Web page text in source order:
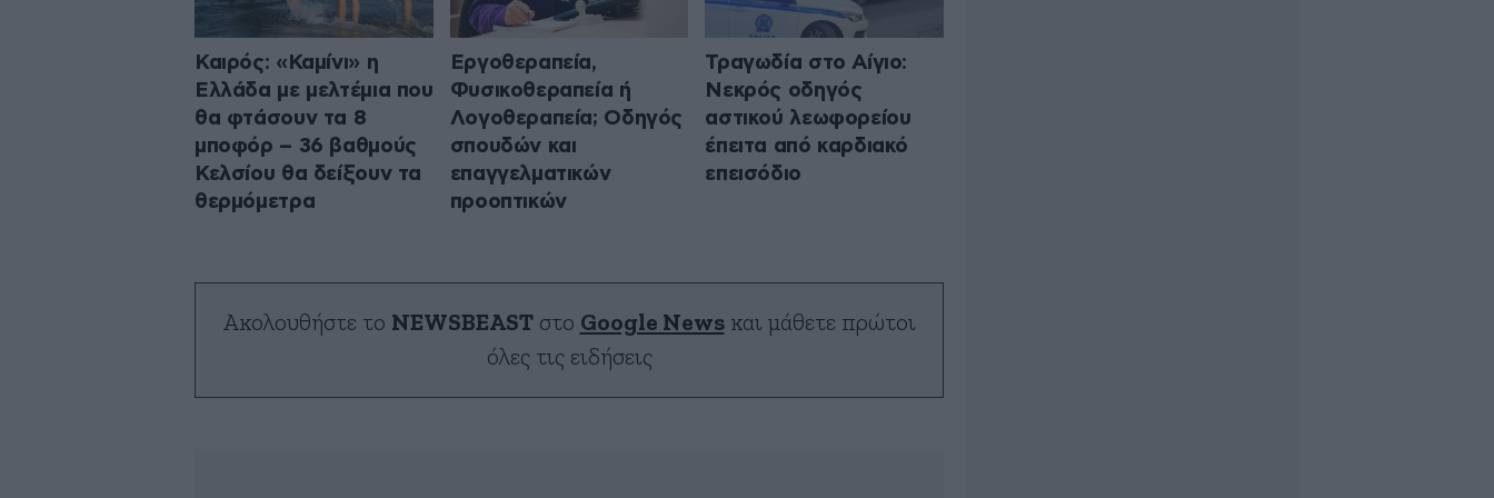
Καιρός: «Καμίνι» η
Ελλάδα με μελτέμια που
θα φτάσουν τα 8
μποφόρ – 36 βαθμούς
Κελσίου θα δείξουν τα
θερμόμετρα
Εργοθεραπεία,
Φυσικοθεραπεία ή
Λογοθεραπεία; Οδηγός
σπουδών και
επαγγελματικών
προοπτικών
Τραγωδία στο Αίγιο:
Νεκρός οδηγός
αστικού λεωφορείου
έπειτα από καρδιακό
επεισόδιο
Ακολουθήστε το NEWSBEASTστο Google Newsκαι μάθετε πρώτοι
όλες τις ειδήσεις